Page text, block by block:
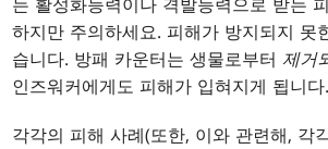
하지만 주의하세요. 피해가 방지되지 못
습니다. 방패 카운터는 생물로부터제거
인즈워커에게도 피해가 입혀지게 됩니다.
각각의 피해 사례(또한, 이와 관련해, 각